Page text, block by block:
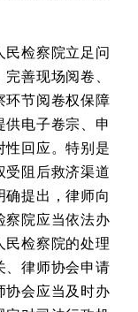
检察院立足问
善现场阅卷、
环节阅卷权保障
供电子卷宗、申
性回应。特别是
受阻后救济渠道
确提出，律师向
察院应当依法办
民检察院的处理
、律师协会申请
协会应当及时办